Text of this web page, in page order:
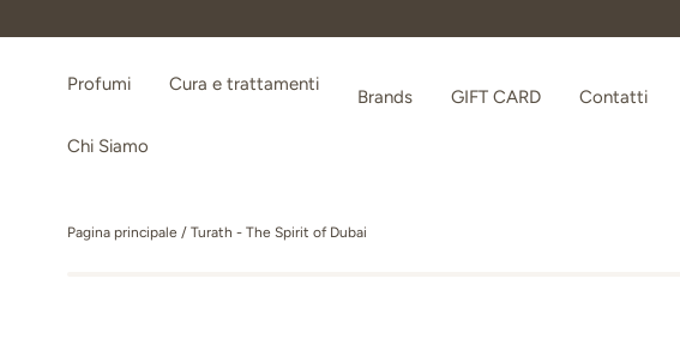
Passa ai contenuti
Profumi Cura e trattamenti
Brands GIFT CARD Contatti
Chi Siamo
Pagina principale / Turath - The Spirit of Dubai